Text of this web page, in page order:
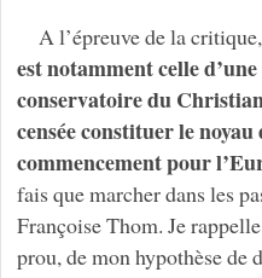
A l’épreuve de la critique,
est notamment celle
conservatoire du
censée constituer le noyau
commencement pour
fais que marcher dans les
Françoise Thom. Je
prou, de mon hypothèse de